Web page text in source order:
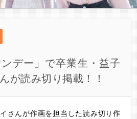
ンデー」で卒業生・益子
が読み切り掲載！！
さんが作画を担当した読み切り作